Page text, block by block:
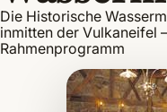
Die Historische
inmitten der Vulkaneifel
Rahmenprogramm